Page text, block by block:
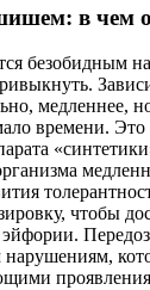
в чем
безобидным
медленнее,
времени. Это
чтобы
эйфории.
нарушениям,